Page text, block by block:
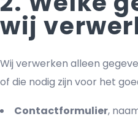
wij
Wij verwerken alleen
of die nodig zijn voor het
Contactformulier,